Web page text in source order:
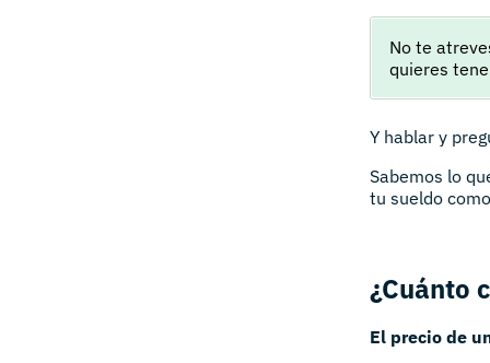
No te
quieres
Y hablar y
Sabemos lo
tu sueldo
¿Cuánto
El precio de